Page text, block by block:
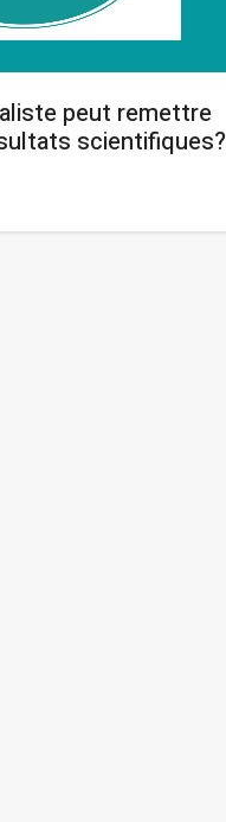
peut remettre
scientifiques?